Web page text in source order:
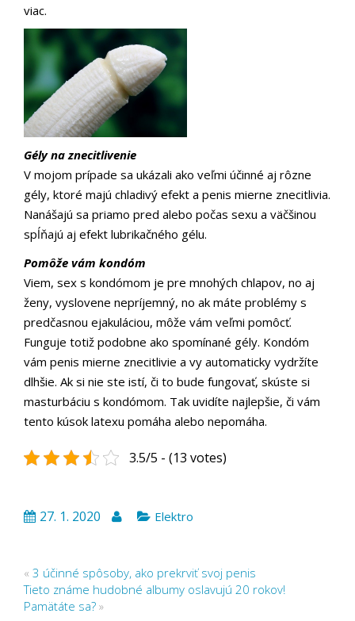
viac.
Gély na znecitlivenie
V mojom prípade sa ukázali ako veľmi účinné aj rôzne
gély, ktoré majú chladivý efekt a penis mierne znecitlivia.
Nanášajú sa priamo pred alebo počas sexu a väčšinou
spĺňajú aj efekt lubrikačného gélu.
Pomôže vám kondóm
Viem, sex s kondómom je pre mnohých chlapov, no aj
ženy, vyslovene nepríjemný, no ak máte problémy s
predčasnou ejakuláciou, môže vám veľmi pomôcť.
Funguje totiž podobne ako spomínané gély. Kondóm
vám penis mierne znecitlivie a vy automaticky vydržíte
dlhšie. Ak si nie ste istí, či to bude fungovať, skúste si
masturbáciu s kondómom. Tak uvidíte najlepšie, či vám
tento kúsok latexu pomáha alebo nepomáha.
3.5/5 - (13 votes)
27. 1. 2020 Elektro
« 3 účinné spôsoby, ako prekrviť svoj penis
Tieto známe hudobné albumy oslavujú 20 rokov!
Pamätáte sa? »